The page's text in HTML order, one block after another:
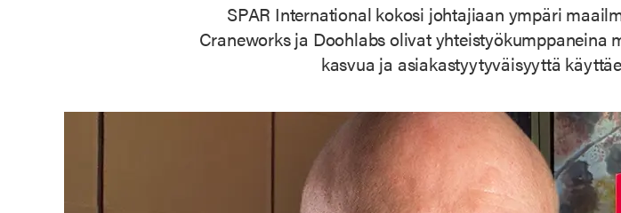
SPAR International kokosi johtajiaan ympäri
Craneworks ja Doohlabs olivat yhteistyökumppaneina
kasvua ja asiakastyytyväisyyttä